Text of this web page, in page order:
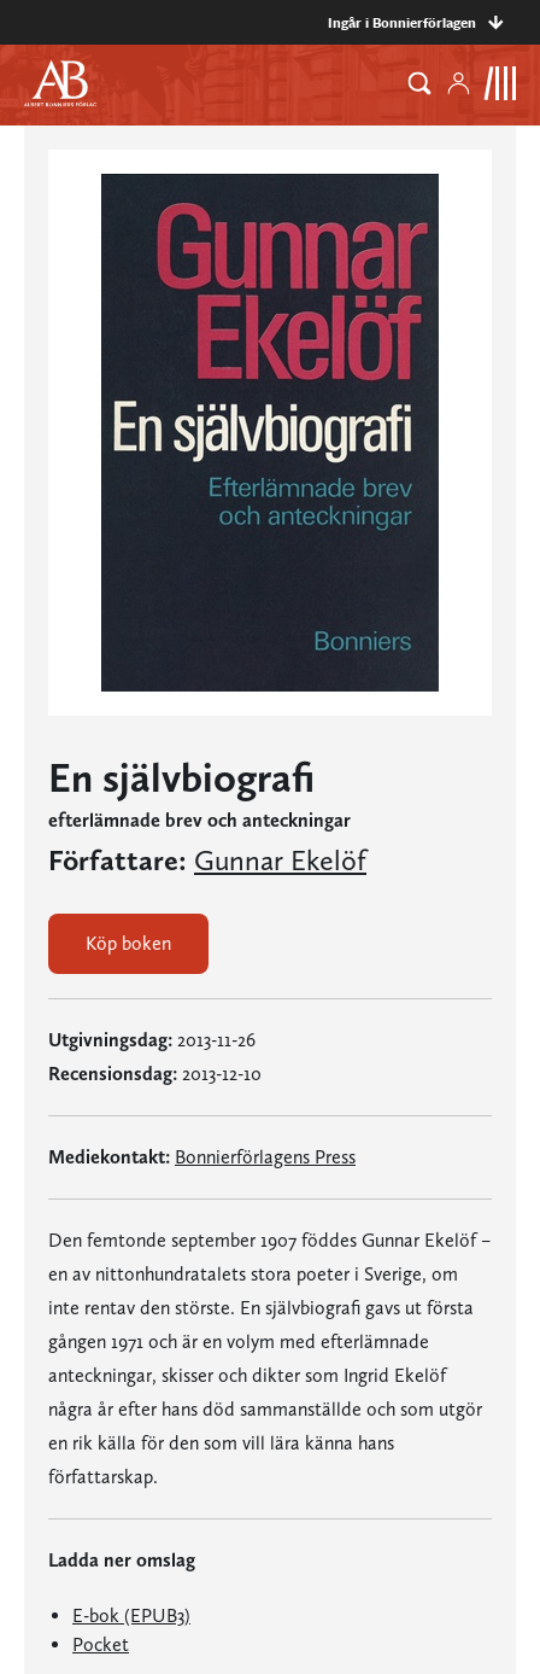
Ingår i Bonnierförlagen
En självbiografi
efterlämnade brev och anteckningar
Författare: Gunnar Ekelöf
Köp boken
Utgivningsdag: 2013-11-26
Recensionsdag: 2013-12-10
Mediekontakt: Bonnierförlagens Press
Den femtonde september 1907 föddes Gunnar Ekelöf –
en av nittonhundratalets stora poeter i Sverige, om
inte rentav den störste. En självbiografi gavs ut första
gången 1971 och är en volym med efterlämnade
anteckningar, skisser och dikter som Ingrid Ekelöf
några år efter hans död sammanställde och som utgör
en rik källa för den som vill lära känna hans
författarskap.
Ladda ner omslag
E-bok (EPUB3)
Pocket